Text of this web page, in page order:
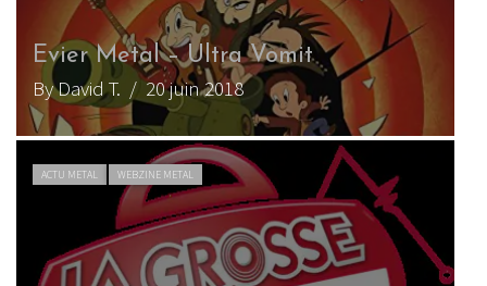
Evier Metal – Ultra Vomit
By David T. / 20 juin 2018
ACTU METAL WEBZINE METAL